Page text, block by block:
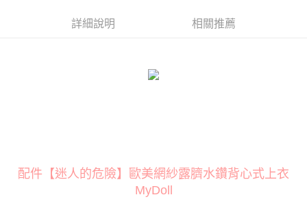
２．便利：只要手機號碼，簡訊認證，即可結帳。
３．安心：先確認商品／服務後，再付款。
結帳頁面，進行簡訊認證並確認金額後，即可完成結帳。
※ 交易是否成功請以「AFTEE先享後付 」之結帳頁面顯示為準，若有關於
是否繳費成功／繳費後需取消欲退款等相關疑問，請聯繫「AFTEE先享後付
https://netprotections.freshdesk.com/support/home
每筆NT$120
詳細說明 相關推薦
配件【迷人的危險】歐美網紗露臍水鑽背心式上衣
MyDoll